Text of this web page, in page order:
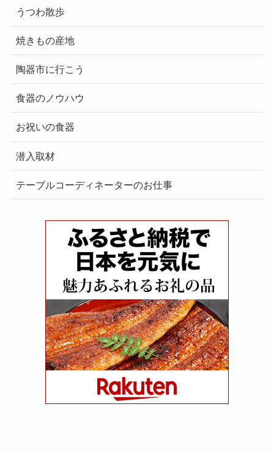
うつわ散歩
焼きもの産地
陶器市に行こう
食器のノウハウ
お祝いの食器
潜入取材
テーブルコーディネーターのお仕事